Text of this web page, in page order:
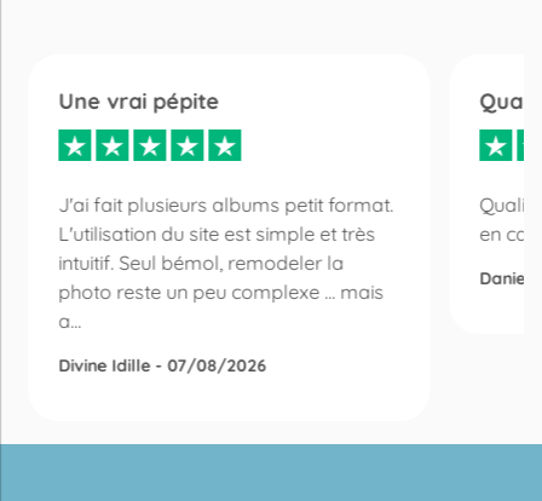
Une vrai pépite
J'ai fait plusieurs albums petit format.
L'utilisation du site est simple et très
intuitif. Seul bémol, remodeler la
photo reste un peu complexe ... mais
a...
Divine Idille - 07/08/2026
en
Daniel